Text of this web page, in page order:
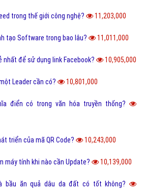
trong thế giới công nghệ? 11,203,000
tạo Software trong bao lâu? 11,011,000
nhất để sử dụng link Facebook? 10,905,000
Leader cần có? 10,801,000
điển có trong văn hóa truyền thống?
triển của mã QR Code? 10,243,000
máy tính khi nào cần Update? 10,139,000
bầu ăn quả dâu da đất có tốt không?